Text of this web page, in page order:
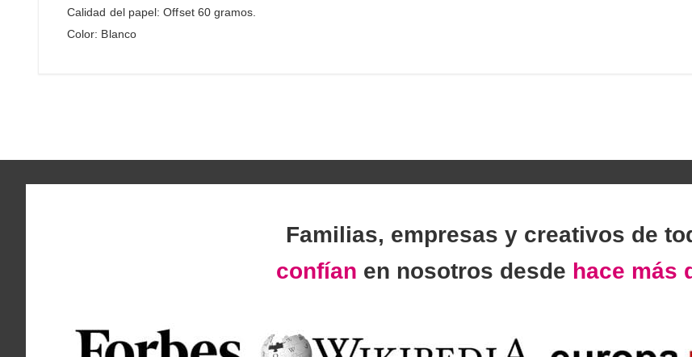
imágenesCalidad del papel: Offset 60 gramos.
Color: Blanco
Familias, empresas y creativos de
confían en nosotros desde hace más